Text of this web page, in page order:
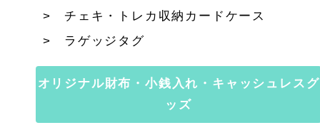
チェキ・トレカ収納カードケース
ラゲッジタグ
オリジナル財布・小銭入れ・キャッシュレスグ
ッズ